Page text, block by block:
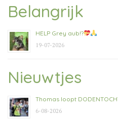
Belangrijk
HELP Grey aub!?
19-07-2026
Nieuwtjes
Thomas loopt
6-08-2026